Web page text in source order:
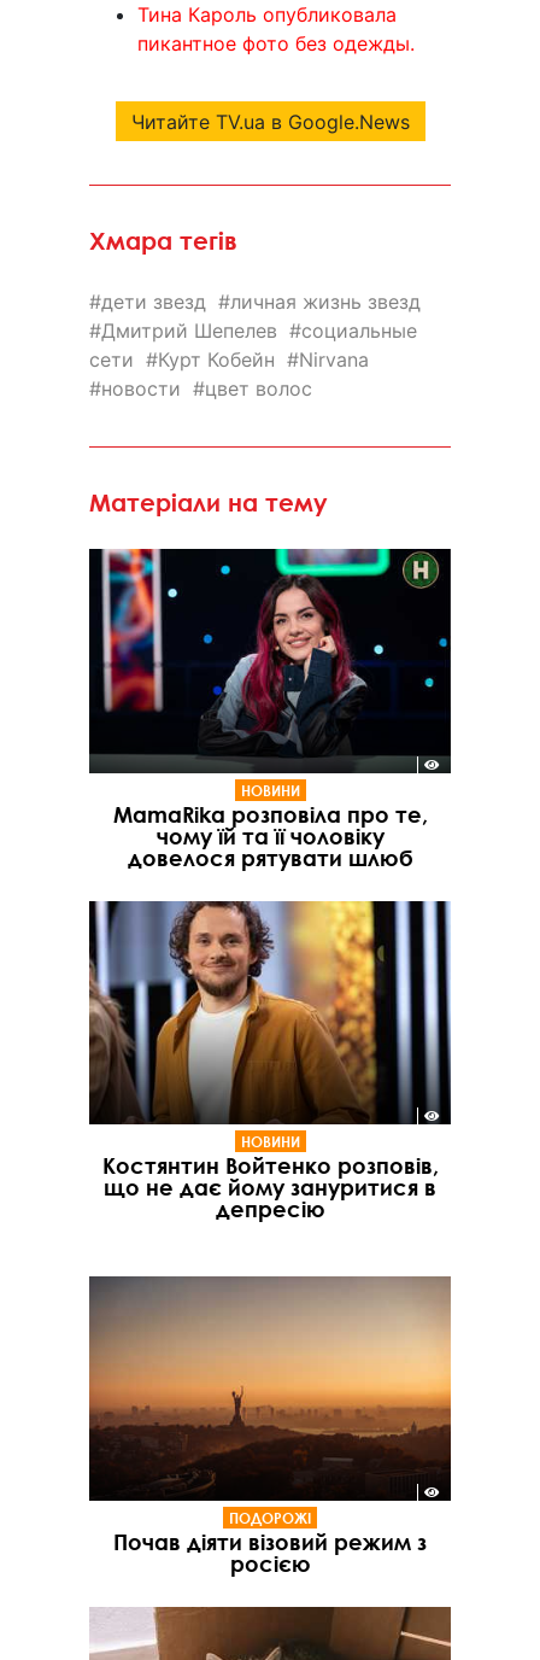
Тина Кароль опубликовала
пикантное фото без одежды.
Читайте TV.ua в Google.News
Хмара тегів
дети звезд
личная жизнь звезд
Дмитрий Шепелев
социальные
сети
Курт Кобейн
Nirvana
новости
цвет волос
Матеріали на тему
НОВИНИ
MamaRika розповіла про те,
чому їй та її чоловіку
довелося рятувати шлюб
НОВИНИ
Костянтин Войтенко розповів,
що не дає йому зануритися в
депресію
ПОДОРОЖІ
Почав діяти візовий режим з
росією